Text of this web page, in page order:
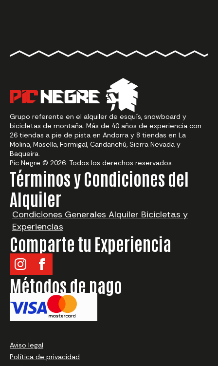
Grupo referente en el alquiler de esquís, snowboard y
bicicletas de montaña. Más de 40 años de experiencia con
26 tiendas a pie de pista en Andorra y 8 tiendas en La
Molina, Masella, Formigal, Candanchú, Sierra Nevada y
Baqueira.
Pic Negre © 2026. Todos los derechos reservados.
Términos y Condiciones del
Alquiler
Condiciones Generales Alquiler Bicicletas y
Experiencias
Comparte tu Experiencia
Métodos de pago
Aviso legal
Política de privacidad
¿Qué quieres alquilar?
Elegir destino
Elige fecha